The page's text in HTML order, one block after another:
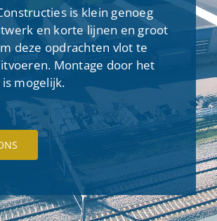
is klein genoeg
en korte lijnen en groot
deze opdrachten vlot te
Montage door het
mogelijk.